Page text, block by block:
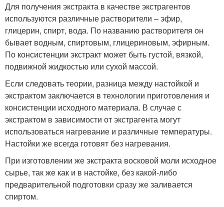
Для получения экстракта в качестве экстрагентов
используются различные растворители – эфир,
глицерин, спирт, вода. По названию растворителя он
бывает водным, спиртовым, глицериновым, эфирным.
По консистенции экстракт может быть густой, вязкой,
подвижной жидкостью или сухой массой.
Если следовать теории, разница между настойкой и
экстрактом заключается в технологии приготовления и
консистенции исходного материала. В случае с
экстрактом в зависимости от экстрагента могут
использоваться нагревание и различные температуры.
Настойки же всегда готовят без нагревания.
При изготовлении же экстракта восковой моли исходное
сырье, так же как и в настойке, без какой-либо
предварительной подготовки сразу же заливается
спиртом.